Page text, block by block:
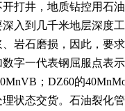
打井，地质钻控用石
入到几千米地层深度
岩石磨损，因此，要
字一代表钢屈服点表
；DZ60的
状态交货。 石油裂化管